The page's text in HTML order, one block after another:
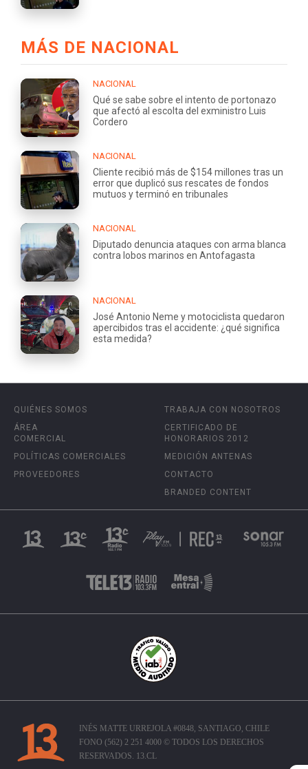
MÁS DE NACIONAL
NACIONAL
Qué se sabe sobre el intento de portonazo
que afectó al escolta del exministro Luis
Cordero
NACIONAL
Cliente recibió más de $154 millones tras un
error que duplicó sus rescates de fondos
mutuos y terminó en tribunales
NACIONAL
Diputado denuncia ataques con arma blanca
contra lobos marinos en Antofagasta
NACIONAL
José Antonio Neme y motociclista quedaron
apercibidos tras el accidente: ¿qué significa
esta medida?
QUIÉNES SOMOS
ÁREA
COMERCIAL
POLÍTICAS COMERCIALES
PROVEEDORES
TRABAJA CON NOSOTROS
CERTIFICADO DE
HONORARIOS 2012
MEDICIÓN ANTENAS
CONTACTO
BRANDED CONTENT
INÉS MATTE URREJOLA #0848, SANTIAGO, CHILE
FONO (562) 2 251 4000 © TODOS LOS DERECHOS
RESERVADOS. 13.CL